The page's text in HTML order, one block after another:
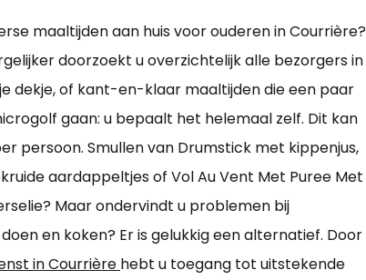
maaltijden aan huis voor ouderen in Courrière?
doorzoekt u overzichtelijk alle bezorgers in
dekje, of kant-en-klaar maaltijden die een paar
gaan: u bepaalt het helemaal zelf. Dit kan
persoon. Smullen van Drumstick met kippenjus,
aardappeltjes of Vol Au Vent Met Puree Met
Maar ondervindt u problemen bij
en koken? Er is gelukkig een alternatief. Door
in Courrière hebt u toegang tot uitstekende